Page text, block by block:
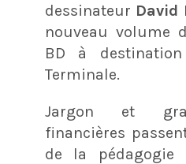
dessinateur David
nouveau volume
BD à
Terminale.
Jargon et
financières
de la pédagogie